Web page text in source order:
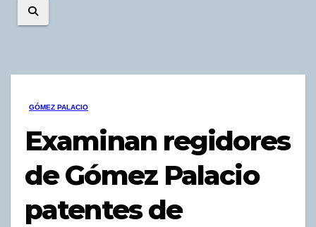
GÓMEZ PALACIO
Examinan regidores
de Gómez Palacio
patentes de